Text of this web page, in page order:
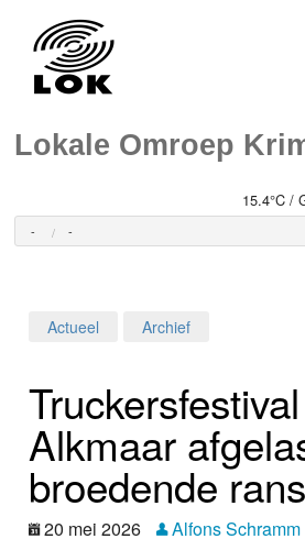
Lokale Omroep
15.4°C /
- -
Home
Programma's
Nieuws
Actueel Archief
Alkmaar
broedende
20 mei 2026 Alfons Schramm